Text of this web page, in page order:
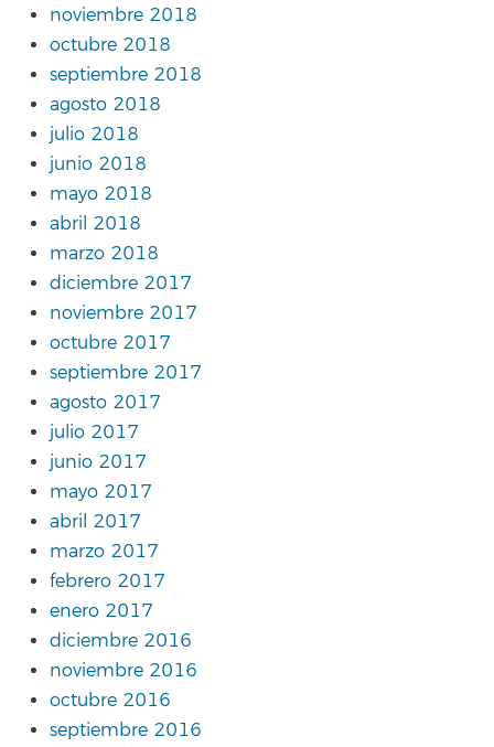
noviembre 2018
octubre 2018
septiembre 2018
agosto 2018
julio 2018
junio 2018
mayo 2018
abril 2018
marzo 2018
diciembre 2017
noviembre 2017
octubre 2017
septiembre 2017
agosto 2017
julio 2017
junio 2017
mayo 2017
abril 2017
marzo 2017
febrero 2017
enero 2017
diciembre 2016
noviembre 2016
octubre 2016
septiembre 2016